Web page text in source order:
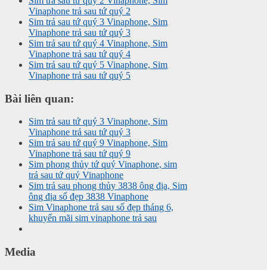
Vinaphone trả sau tứ quý 2
Sim trả sau tứ quý 3 Vinaphone, Sim
Vinaphone trả sau tứ quý 3
Sim trả sau tứ quý 4 Vinaphone, Sim
Vinaphone trả sau tứ quý 4
Sim trả sau tứ quý 5 Vinaphone, Sim
Vinaphone trả sau tứ quý 5
Bài liên quan:
Sim trả sau tứ quý 3 Vinaphone, Sim
Vinaphone trả sau tứ quý 3
Sim trả sau tứ quý 9 Vinaphone, Sim
Vinaphone trả sau tứ quý 9
Sim phong thủy tứ quý Vinaphone, sim
trả sau tứ quý Vinaphone
Sim trả sau phong thủy 3838 ông địa, Sim
ông địa số đẹp 3838 Vinaphone
Sim Vinaphone trả sau số đẹp tháng 6,
khuyến mãi sim vinaphone trả sau
Media